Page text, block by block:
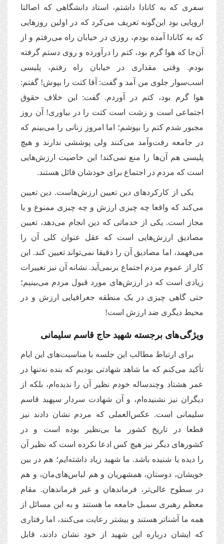
سفری که به کانادا داشتم، استاد دانشگاهی که اصالتا
اروپایی بود این‌گونه تعریف می‌کرد که در اولین روزهایی
که به کانادا آمده بودم،‌ روزی در خیابان راه می‌رفتم و از
آن‌جا که هوا گرم بود، کتم را درآورده و روی دستم گرفته
بودم. وقتی مقداری در خیابان راه رفتم، پلیسی
اسب‌سوار جلوی من آمد و گفت: آقا کتت را بپوش! گفتم:
هوا گرم بود، کتم در آوردم. گفت: این خلاف حقوق
اجتماعی است و زشت است کتت را در بیاوری! آن روز
مجبور شدم کتم را بپوشم؛ اما امروز زنانی را می‌بینم که
در جامعه رفت‌وآمد می‌کنند ولی پوششی ندارند و هیچ
پلیسی هم آن‌ها را منع نمی‌کند! این خاصیت ارزش‌هایی
است که مردم در اجتماع برای خودشان قائل هستند.
یکی از کارکردهای دین تعیین ارزش‌هاست. دین تعیین
می‌کند که واقعا چه چیزی ارزش و چه چیزی ممنوع و یا
مجاز است. یکی از خدماتی که دین انجام می‌دهد، تعیین
مصادیق ارزش‌هایی است که عقل عنوان کلی آن را
می‌فهمد، اما مصادیق آن را دقیقا نمی‌تواند تعیین کند. این
کار از عموم مردم اجتماع برنمی‌آید. نشانه آن نیز تغییرات
زیادی است که در ارزش‌های مورد قبول مردم می‌بینیم؛
حتی گاهی چیزی در یک منطقه جغرافیایی ارزش و در
محیط دیگری ضد ارزش است!
ویژگی‌های برجسته شهید حاج قاسم سلیمانی
برای ارتباط مطالب این جلسه با مناسبت‌های این ایام
تأکید می‌کنم که ما شاهد شهادتی بودیم که بنده نه‌تنها در
عمر هشتاد وچندساله خودم نظیر آن را ندیده‌ام، بلکه از
دیگران نیز نشنیده‌ام، و آن شهادت سردار سپهبد قاسم
سلیمانی است. عکس‌ا‌لعملی که مردم نشان دادند نیز
قطعا در تاریخ کشور ما بی‌نظیر بوده است و در
کشورهای دیگر نیز هیچ کس ادعا نکرده است که نظیر آن
را دیده‌ یا شنیده باشد. ما شهید زیاد داشته‌ایم؛ هم در بین
خویشان، دوستان، همشهریان و هم لباس‌های‌مان، و هم
در سطوح عالی‌تر، فرماندهان و غیر فرماندهان. مقام
معظم رهبری سمبل جامعه ما هستند و به این مسائل از
همه ما آشناتر هستند و بیشتر رعایت می‌کنند، اما رفتاری
که ایشان درباره این شهید از خود نشان دادند، قابل